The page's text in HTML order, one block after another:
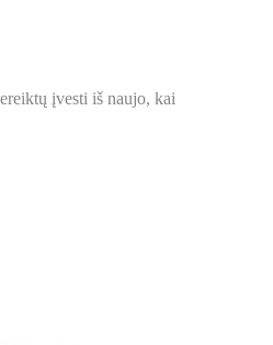
įvesti iš naujo, kai